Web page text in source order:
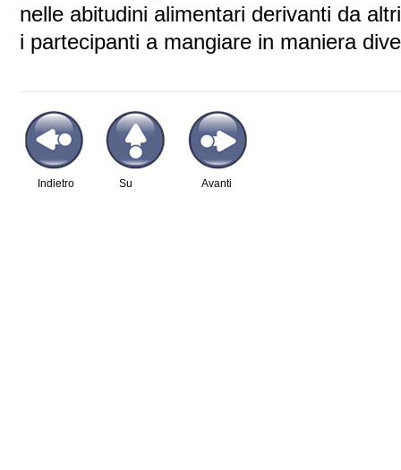
nelle abitudini alimentari derivanti da
i partecipanti a mangiare in maniera
Su
Indietro Avanti